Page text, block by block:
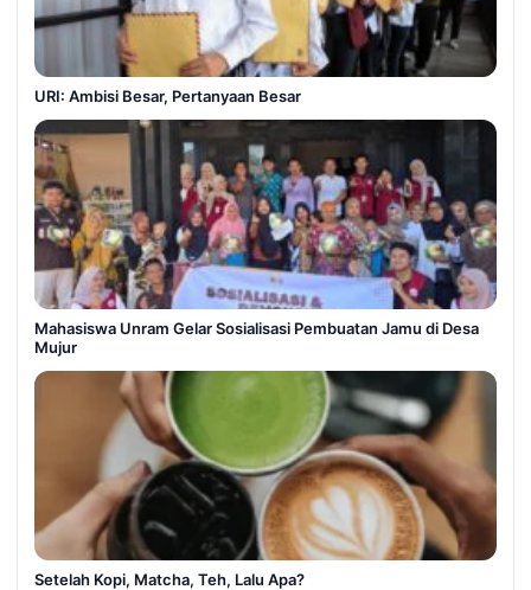
URI: Ambisi Besar, Pertanyaan Besar
Mahasiswa Unram Gelar Sosialisasi Pembuatan Jamu di Desa
Mujur
Setelah Kopi, Matcha, Teh, Lalu Apa?